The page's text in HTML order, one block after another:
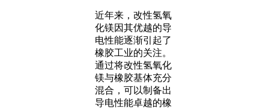
近年来，改性氢氧
化镁因其优越的导
电性能逐渐引起了
橡胶工业的关注。
通过将改性氢氧化
镁与橡胶基体充分
混合，可以制备出
导电性能卓越的橡